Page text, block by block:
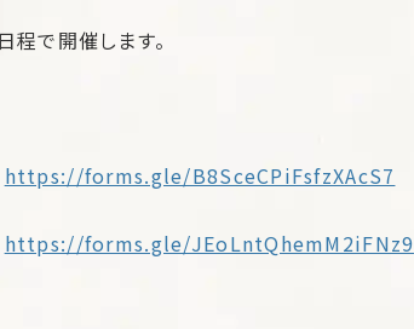
で開催します。
https://forms.gle/B8SceCPiFsfzXAcS7
https://forms.gle/JEoLntQhemM2iFNz9